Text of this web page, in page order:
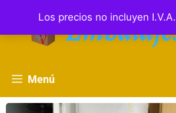
Los precios no incluyen I.V.A.
Menú